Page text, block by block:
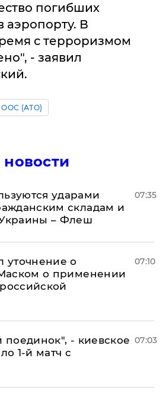
погибших
аэропорту. В
с терроризмом
- заявил
ООС (АТО)
ударами
складам и
– Флеш
07:35
уточнение о
о применении
07:10
- киевское
1-й матч с
07:03